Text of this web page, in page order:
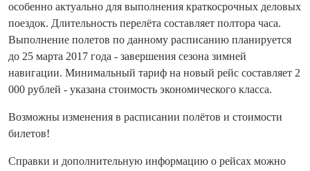
особенно актуально для выполнения краткосрочных деловых
поездок. Длительность перелёта составляет полтора часа.
Выполнение полетов по данному расписанию планируется
до 25 марта 2017 года - завершения сезона зимней
навигации. Минимальный тариф на новый рейс составляет 2
000 рублей - указана стоимость экономического класса.
Возможны изменения в расписании полётов и стоимости
билетов!
Справки и дополнительную информацию о рейсах можно